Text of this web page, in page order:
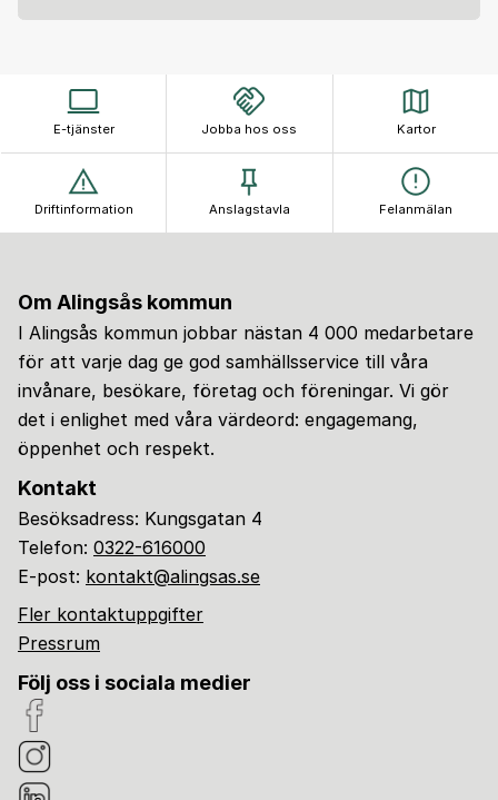
E-tjänster Jobba hos oss Kartor
Driftinformation Anslagstavla Felanmälan
Om Alingsås kommun
I Alingsås kommun jobbar nästan 4 000 medarbetare
för att varje dag ge god samhällsservice till våra
invånare, besökare, företag och föreningar. Vi gör
det i enlighet med våra värdeord: engagemang,
öppenhet och respekt.
Kontakt
Besöksadress: Kungsgatan 4
Telefon: 0322-616000
E-post: kontakt@alingsas.se
Fler kontaktuppgifter
Pressrum
Följ oss i sociala medier